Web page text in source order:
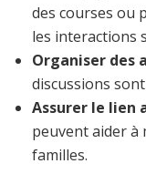
des courses ou
les interactions
Organiser des
discussions
Assurer le lien
peuvent aider
familles.